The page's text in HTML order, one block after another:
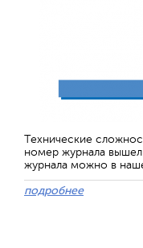
Технические
номер журнала
журнала можно в
подробнее